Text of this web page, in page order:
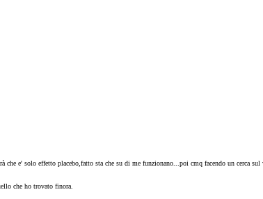
e' solo effetto placebo,fatto sta che su di me funzionano...poi cmq facendo un cerca sul
che ho trovato finora.